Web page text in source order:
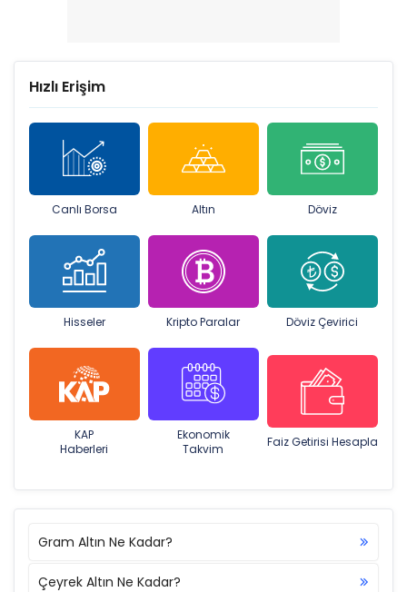
Hızlı Erişim
Canlı Borsa Altın Döviz
Hisseler Kripto Paralar Döviz Çevirici
KAP
Haberleri
Ekonomik
Takvim
Faiz Getirisi Hesapla
Gram Altın Ne Kadar?
Çeyrek Altın Ne Kadar?